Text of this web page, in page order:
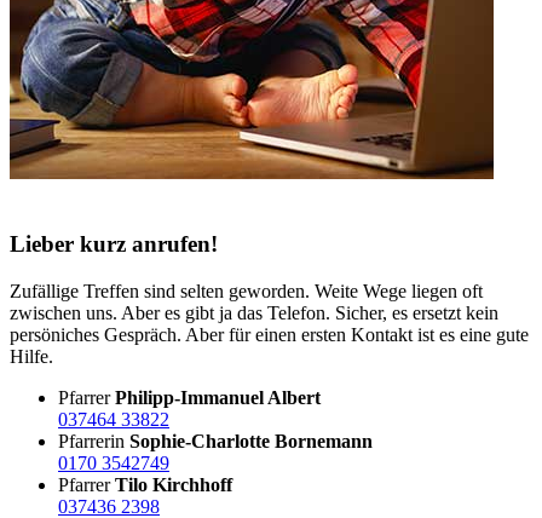
Lieber kurz anrufen!
Zufällige Treffen sind selten geworden. Weite Wege liegen oft
zwischen uns. Aber es gibt ja das Telefon. Sicher, es ersetzt kein
persöniches Gespräch. Aber für einen ersten Kontakt ist es eine gute
Hilfe.
PfarrerPhilipp-Immanuel Albert
037464 33822
Pfarrerin Sophie-Charlotte Bornemann
0170 3542749
PfarrerTilo Kirchhoff
037436 2398